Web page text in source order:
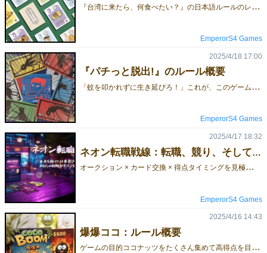
『
台湾に来たら、何食べたい？』の日本語ルールのレイアウトが完成しました！ゲームの内容や遊び方を事前に確認したい方は、ぜひこちらをご覧ください。当日は紙のルールもご用意しています。気になる点があれば、お気軽にお問い合わせください！ 今回の合同出展では【エリア-38】にて出展いたします、EmperorS4 Gamesのご予約いただけるゲームの一覧はこちらです。ご予約は下記からどうぞ。》》 予約フォーム 《《
EmperorS4 Games
『パチっと脱出!』のルール概要
「
蚊を叩かれずに生き延びろ！」これが、このゲームの究極のミッション。寝ている人の部屋に忍び込んだ蚊たちは、攻撃を避けながら、いかにして生き残るかを必死に考えます。各プレイヤーは自分の蚊を戦略的に配置心理戦と運が絡み合う独特のメカニクス蚊の大きさ、位置、仲間の情報が生存を左右する予測不能な「蚊たたき」のシーンが毎回異なる興奮を生むゲームの目的蚊を上手に配置し、叩かれないように窓から脱出させる叩かれた蚊カードの数字合計が最も少ない人が勝利ゲームコンポーネント蚊カード50枚（5色各10枚）窓カード1枚寝ている人ボード（大小）蚊取り道具トークン4枚ヒントカード4枚ゲームの準備各プレイヤーは自分の色の蚊カードを手札とする寝ている人ボードを中央に配置窓カードを脱出エリアとして配置蚊取り道具トークンをシャッフルし、1枚表向きに置く最近蚊に刺された人から開始ゲームの流れ順番に蚊カードを数字を下にして列に配置カードを出す時、追加アクションを選択可能：いずれかのカードを確認列の先頭カードを同じ列の最後に移動列が一定数のカードで満たされるか、プレイヤーが「起こす」を選択すると寝ている人が起きる蚊たたき処理各列ごとに内側から順にカードを開示数字合計が10以上になると停止結果に応じた対応：合計が10未満：最大の数字の蚊が叩かれる合計がちょうど10：全ての蚊が生き残る合計が10超：道具によって指定された蚊が叩かれる ゲーム終了全てのカードがプレイされた後、最終蚊たたき処理を行う叩かれた蚊カードの数字合計が最も少ないプレイヤーの勝利--日本語ルールゲームページ興味があれば、ぜひ予約してね！こちらは今回予約できるゲームのご紹介です。特別予約価格がありますよ〜今回のゲムマ2025春は合同出展で、【エリア-38】にて出展いたします。
2025/4/18 17:00
EmperorS4 Games
ネオン転職戦線：転職、競り、そして未来へ——戦略と交渉が交錯するサイバーバトル！
オ
ークション × カード交換 × 得点タイミングを見極める戦略バトル！『ネオン転職戦線』は、職業カードの獲得と競りを通じて、最強の職業コンボを目指すカードゲームです。以下の手順でゲームが進行します。🔹 ① 求人掲示板から職業カードを選ぶ市場（求人掲示板）に並んだカードから1枚を選びます。1枚目は無料で獲得できます。2枚目を選ぶには、1枚目のカードにコインを1枚置く必要があります。3枚目を選ぶには、1枚目と2枚目の両方にコインを1枚ずつ置きます。💡 どのカードを選ぶかによって、後の競りや得点に大きく影響します。🔹 ② 職業カードの競り手札から1枚の職業カードを公開し、開始価格（0円も可能）を宣言します。時計回りに順番に入札していき、最も高い金額を提示したプレイヤーがそのカードを獲得します。競りで獲得したカードは、手札の1枚と交換します。交換した2枚はいずれも手札に戻ります。💡 競りに使うカードと場に残すカード、どちらを優先するかが勝負の分かれ目！🔹 ③ 公開得点フェイズラウンド終了時、スタートプレイヤーが求人掲示板のカードから1枚の職業を指定します。各プレイヤーは、その職業カードを公開して得点を計算します。🔹 ④ ゲーム終了と最終得点全員が一度ずつスタートプレイヤーを担当したら、ゲームは終了します。最終的に、全てのカードと所持金を公開し、総得点を計算します。最も得点が高いプレイヤーが勝者です！🔥 「限られた手札とコインで、未来を切り開け！毎ターンが駆け引きと決断の連続！」--日本語ルールご興味がありましたら、ぜひこちらのゲームページをご覧ください。ご予約は下記からどうぞ。》》 予約フォーム 《《 今回のゲムマ2025春は合同出展で、【エリア-38】にて出展いたします。
2025/4/17 18:32
EmperorS4 Games
爆爆ココ：ルール概要
ゲ
ームの目的ココナッツをたくさん集めて高得点を目指そう！でも、爆弾ココには注意！手番ごとに「続けて予想する」か「やめて得点を確定する」か、ドキドキの選択が待っている！（アニメーションで表示されます）ゲームの流れ（毎ラウンド）1️⃣ カードを出すスタートプレイヤーは2枚、他のプレイヤーは1枚ずつ裏向きにカードを出し、全てシャッフルして山札を作る。2️⃣ ココを予想！順番に山札の一番上のカードを「300／500／1000」のどれかと予想してめくる。当たれば続けて予想可能！連続成功で得点UP（最大+200点／枚）外れたらそのラウンドの得点はナシ。カードを戻して次の人へ。やめたら得点確定。カードの束は1列に並べて分けておこう！爆弾ココが出たら！？全員で素早く手を置こう！最後だった人が爆弾カードをもらってマイナス点！そのターンは即終了！ゲーム終了と勝利条件- 誰かが3000点に到達- スタートプレイヤーの手札が1枚以下得点が一番高い人が勝ち！同点ならゴールデンココの数で勝敗決定！--ご興味がありましたら、ぜひこちらのゲームページをご覧ください。他の予約可能なゲームの紹介はこちらからどうぞ。》》 予約フォーム 《《 今回のゲムマ2025春は合同出展で、【エリア-38】にて出展いたします。
2025/4/16 14:43